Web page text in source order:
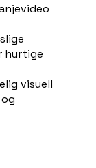
hurtige
visuell